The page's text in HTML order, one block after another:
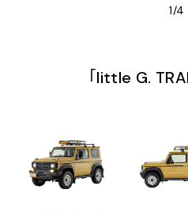
1/4
「little G.